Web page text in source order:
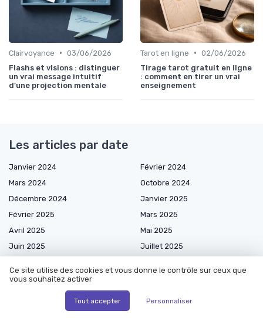
Clairvoyance • 03/06/2026
Flashs et visions : distinguer
un vrai message intuitif
d'une projection mentale
Tarot en ligne • 02/06/2026
Tirage tarot gratuit en ligne
: comment en tirer un vrai
enseignement
Les articles par date
Janvier 2024
Février 2024
Mars 2024
Octobre 2024
Décembre 2024
Janvier 2025
Février 2025
Mars 2025
Avril 2025
Mai 2025
Juin 2025
Juillet 2025
Octobre 2025
Décembre 2025
Ce site utilise des cookies et vous donne le contrôle sur ceux que
vous souhaitez activer
Tout accepter Personnaliser